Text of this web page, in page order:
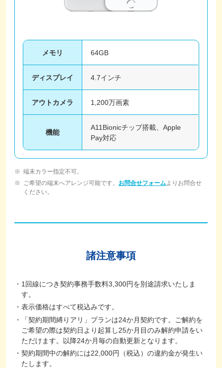
メモリ 64GB
ディスプレイ 4.7インチ
アウトカメラ 1,200万画素
機能
A11Bionicチップ搭載、Apple
Pay対応
端末カラー指定不可。
ご希望の端末へアレンジ可能です。 お問合せフォームよりお問合せ
ください。
諸注意事項
1回線につき契約事務手数料3,300円を別途請求いたしま
す。
表示価格はすべて税込みです。
「契約期間縛りアリ」プランは24か月契約です。ご解約を
ご希望の際は契約日より起算し25か月目のみ解約申請をい
ただけます。以降24か月毎の自動更新となります。
契約期間中の解約には22,000円（税込）の違約金が発生い
たします。